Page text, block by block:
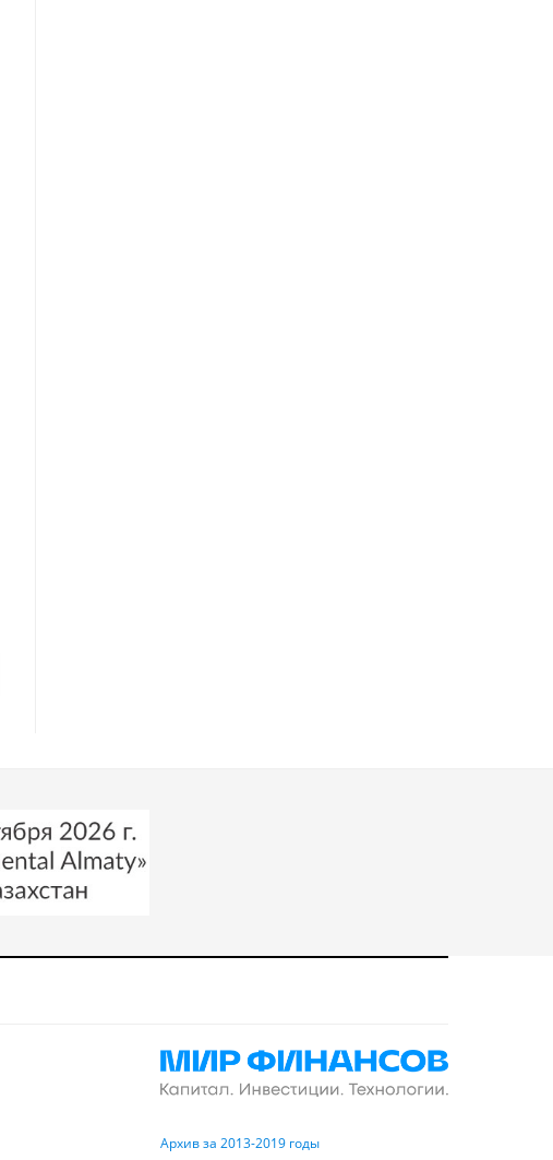
Архив за 2013-2019 годы